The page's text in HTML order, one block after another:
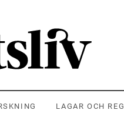
LAGAR OCH